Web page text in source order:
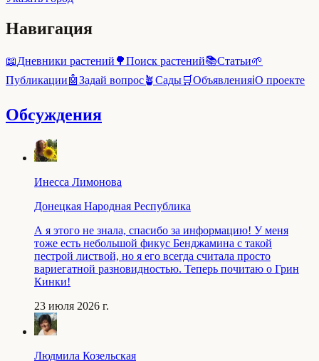
Навигация
📖Дневники растений 🌳Поиск растений📚Статьи🌱
Публикации🤖Задай вопрос🪴Сады🛒Объявленияℹ️О проекте
Обсуждения
Инесса Лимонова
Донецкая Народная Республика
А я этого не знала, спасибо за информацию! У меня
тоже есть небольшой фикус Бенджамина с такой
пестрой листвой, но я его всегда считала просто
вариегатной разновидностью. Теперь почитаю о Грин
Кинки!
23 июля 2026 г.
Людмила Козельская